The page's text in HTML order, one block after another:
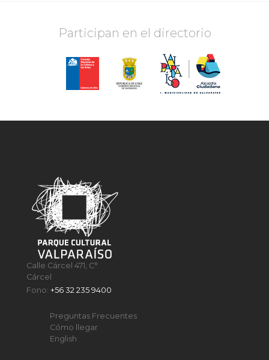
Participan en el directorio
Calle Cárcel 471, C°
Cárcel
Fono:+56 32 235 9400
Preguntas Frecuentes
Cómo llegar
English